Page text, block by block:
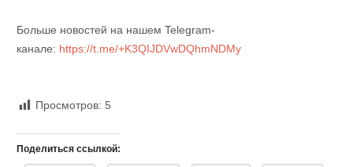
Больше новостей на нашем Telegram-
канале: https://t.me/+K3QIJDVwDQhmNDMy
Просмотров: 5
Поделиться ссылкой: